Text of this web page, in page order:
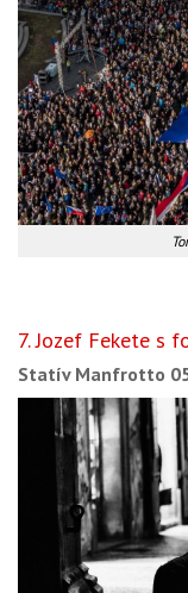
7. Jozef Fekete s
Statív Manfrotto